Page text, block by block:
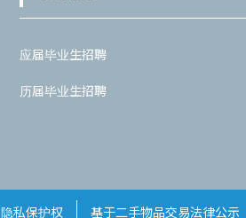
应届毕业生招聘
历届毕业生招聘
隐私保护权 基于二手物品交易法律公示